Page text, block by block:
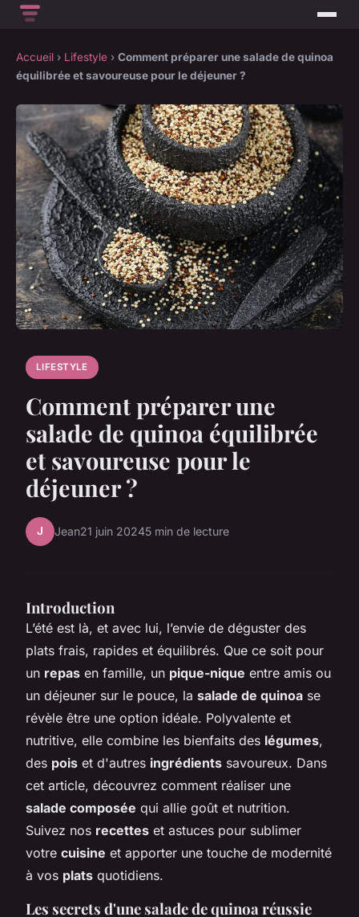
Accueil › Lifestyle › Comment préparer une salade de quinoa
équilibrée et savoureuse pour le déjeuner ?
LIFESTYLE
Comment préparer une
salade de quinoa équilibrée
et savoureuse pour le
déjeuner ?
J Jean21 juin 20245 min de lecture
Introduction
L’été est là, et avec lui, l’envie de déguster des
plats frais, rapides et équilibrés. Que ce soit pour
un repas en famille, un pique-nique entre amis ou
un déjeuner sur le pouce, la salade de quinoa se
révèle être une option idéale. Polyvalente et
nutritive, elle combine les bienfaits des légumes,
des pois et d'autres ingrédients savoureux. Dans
cet article, découvrez comment réaliser une
salade composée qui allie goût et nutrition.
Suivez nos recettes et astuces pour sublimer
votre cuisine et apporter une touche de modernité
à vos plats quotidiens.
Les secrets d'une salade de quinoa réussie